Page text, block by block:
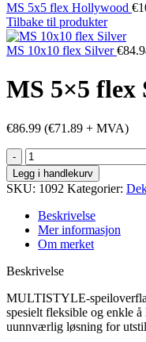
MS 5x5 flex Hollywood €
Tilbake til produkter
MS 10x10 flex Silver€
MS 5×5 flex
€86.99 (€71.89 + MVA)
MS
5x5
flex
Silver
antall
Legg i handlekurv
SKU: 1092 Kategorier:
Beskrivelse
Mer informasjon
Om merket
Beskrivelse
MULTISTYLE-
spesielt fleksible og enkle
uunnværlig løsning for